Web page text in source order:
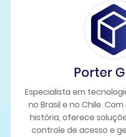
Porter
Especialista em
no Brasil e no Chile.
história, oferece
controle de acesso e